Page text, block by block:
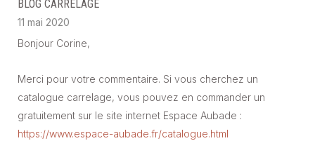
BLOG CARRELAGE
11 mai 2020
Bonjour Corine,
Merci pour votre commentaire. Si vous cherchez un
catalogue carrelage, vous pouvez en commander un
gratuitement sur le site internet Espace Aubade :
https://www.espace-aubade.fr/catalogue.html